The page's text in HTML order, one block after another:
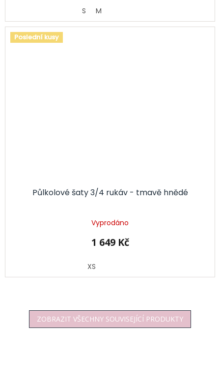
S M
Poslední kusy
Půlkolové šaty 3/4 rukáv - tmavě hnědé
Vyprodáno
1 649 Kč
XS
ZOBRAZIT VŠECHNY SOUVISEJÍCÍ PRODUKTY